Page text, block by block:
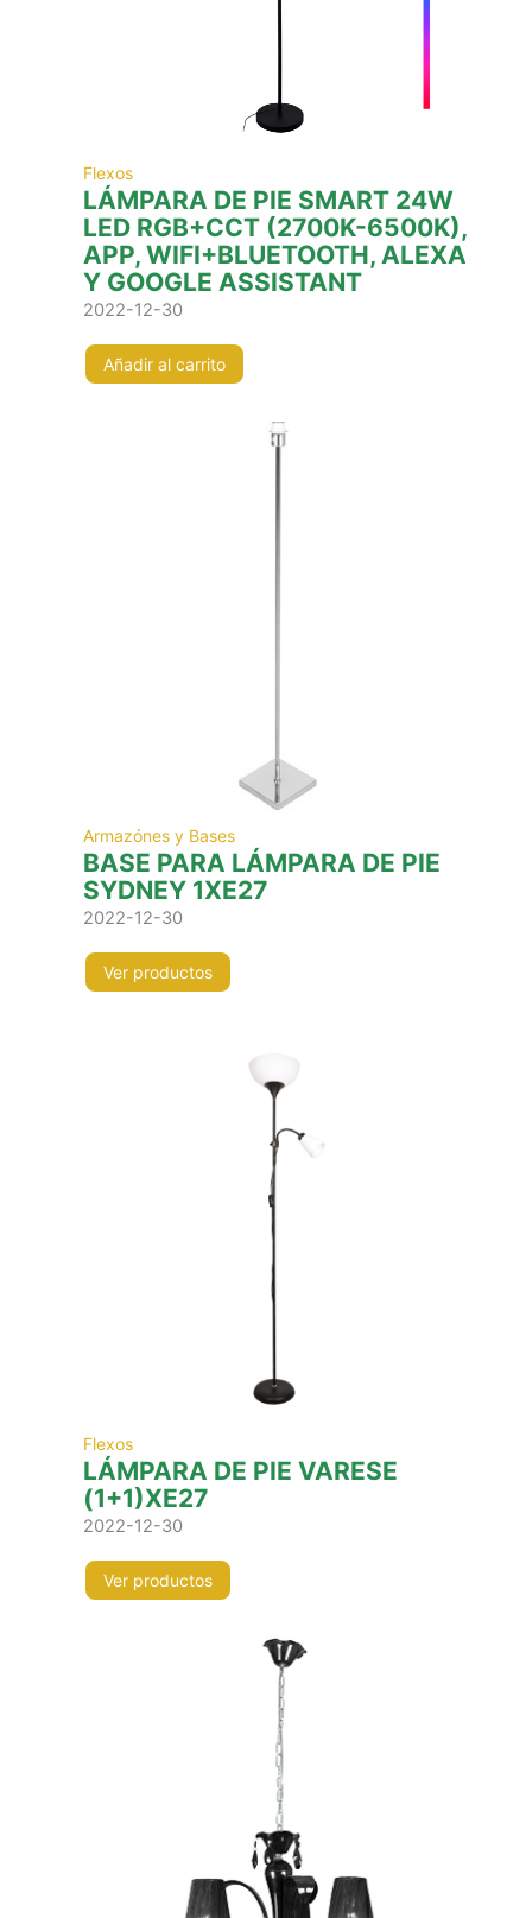
Flexos
LÁMPARA DE PIE SMART 24W
LED RGB+CCT (2700K-6500K),
APP, WIFI+BLUETOOTH, ALEXA
Y GOOGLE ASSISTANT
2022-12-30
Añadir al carrito
Armazónes y Bases
BASE PARA LÁMPARA DE PIE
SYDNEY 1XE27
2022-12-30
Ver productos
Flexos
LÁMPARA DE PIE VARESE
(1+1)XE27
2022-12-30
Ver productos